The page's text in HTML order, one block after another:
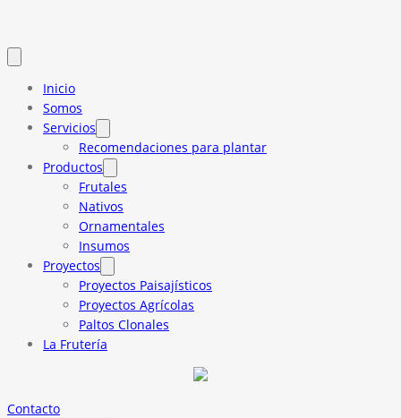
Inicio
Somos
Servicios
Recomendaciones para plantar
Productos
Frutales
Nativos
Ornamentales
Insumos
Proyectos
Proyectos Paisajísticos
Proyectos Agrícolas
Paltos Clonales
La Frutería
Contacto